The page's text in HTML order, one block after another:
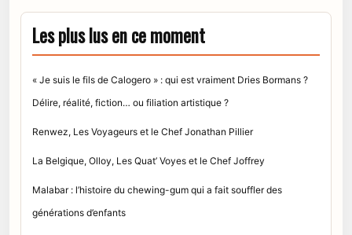
Les plus lus en ce moment
« Je suis le fils de Calogero » : qui est vraiment Dries Bormans ?
Délire, réalité, fiction… ou filiation artistique ?
Renwez, Les Voyageurs et le Chef Jonathan Pillier
La Belgique, Olloy, Les Quat’ Voyes et le Chef Joffrey
Malabar : l’histoire du chewing-gum qui a fait souffler des
générations d’enfants